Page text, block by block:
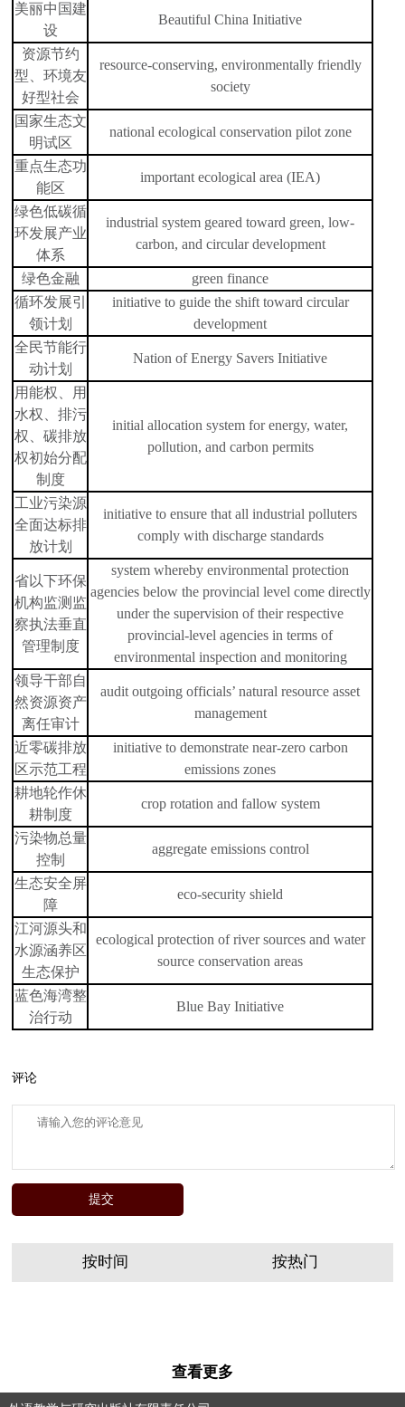
美丽中国建
设
Beautiful China Initiative
资源节约
型、环境友
好型社会
resource-conserving, environmentally friendly
society
国家生态文
明试区
national ecological conservation pilot zone
重点生态功
能区
important ecological area (IEA)
绿色低碳循
环发展产业
体系
industrial system geared toward green, low-
carbon, and circular development
绿色金融
green finance
循环发展引
领计划
initiative to guide the shift toward circular
development
全民节能行
动计划
Nation of Energy Savers Initiative
用能权、用
水权、排污
权、碳排放
权初始分配
制度
initial allocation system for energy, water,
pollution, and carbon permits
工业污染源
全面达标排
放计划
initiative to ensure that all industrial polluters
comply with discharge standards
省以下环保
机构监测监
察执法垂直
管理制度
system whereby environmental protection
agencies below the provincial level come directly
under the supervision of their respective
provincial-level agencies in terms of
environmental inspection and monitoring
领导干部自
然资源资产
离任审计
audit outgoing officials’ natural resource asset
management
近零碳排放
区示范工程
initiative to demonstrate near-zero carbon
emissions zones
耕地轮作休
耕制度
crop rotation and fallow system
污染物总量
控制
aggregate emissions control
生态安全屏
障
eco-security shield
江河源头和
水源涵养区
生态保护
ecological protection of river sources and water
source conservation areas
蓝色海湾整
治行动
Blue Bay Initiative
评论
按时间 按热门
查看更多